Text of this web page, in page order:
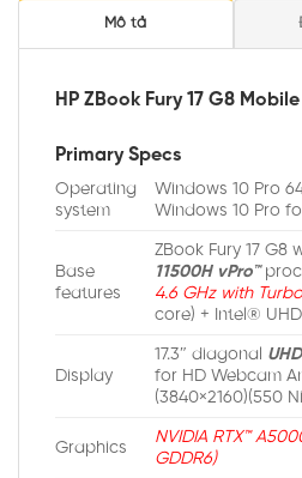
Mô tả
HP ZBook Fury 17 G8
Primary Specs
Operating
system
Windows 10 Pro
Windows 10 Pro
Base
features
ZBook Fury 17 G8
11500H vPro™
4.6 GHz with
core) + Intel®
Display
17.3″ diagonal
for HD Webcam
(3840×2160)(550
Graphics
NVIDIA RTX™
GDDR6)